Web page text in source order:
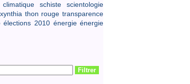
schiste
scientologie
thon rouge transparence
élections 2010 énergie énergie